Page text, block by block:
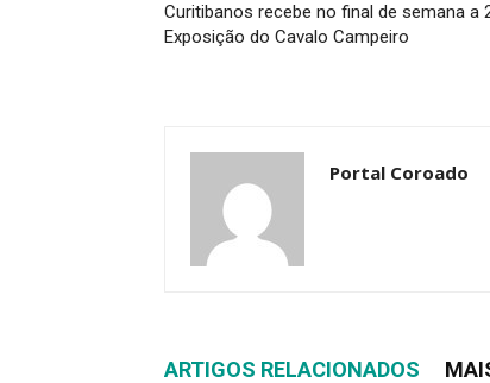
Curitibanos recebe no final de semana a
Exposição do Cavalo Campeiro
Portal Coroado
ARTIGOS RELACIONADOS